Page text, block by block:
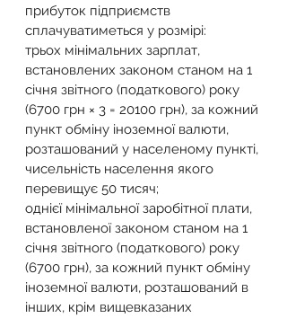
прибуток підприємств
сплачуватиметься у розмірі:
трьох мінімальних зарплат,
встановлених законом станом на 1
січня звітного (податкового) року
(6700 грн × 3 = 20100 грн), за кожний
пункт обміну іноземної валюти,
розташований у населеному пункті,
чисельність населення якого
перевищує 50 тисяч;
однієї мінімальної заробітної плати,
встановленої законом станом на 1
січня звітного (податкового) року
(6700 грн), за кожний пункт обміну
іноземної валюти, розташований в
інших, крім вищевказаних